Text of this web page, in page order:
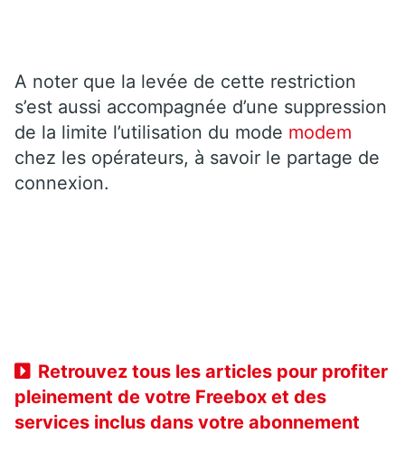
A noter que la levée de cette restriction
s’est aussi accompagnée d’une suppression
de la limite l’utilisation du mode modem
chez les opérateurs, à savoir le partage de
connexion.
Retrouvez tous les articles pour profiter
pleinement de votre Freebox et des
services inclus dans votre abonnement